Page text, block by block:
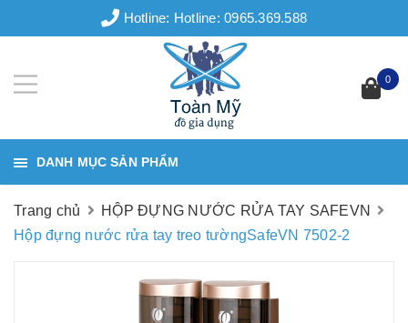
Hotline: Hotline: 0965.369.588
0
DANH MỤC SẢN PHẨM
Trang chủ
HỘP ĐỰNG NƯỚC RỬA TAY SAFEVN
Hộp đựng nước rửa tay treo tườngSafeVN 7502-2